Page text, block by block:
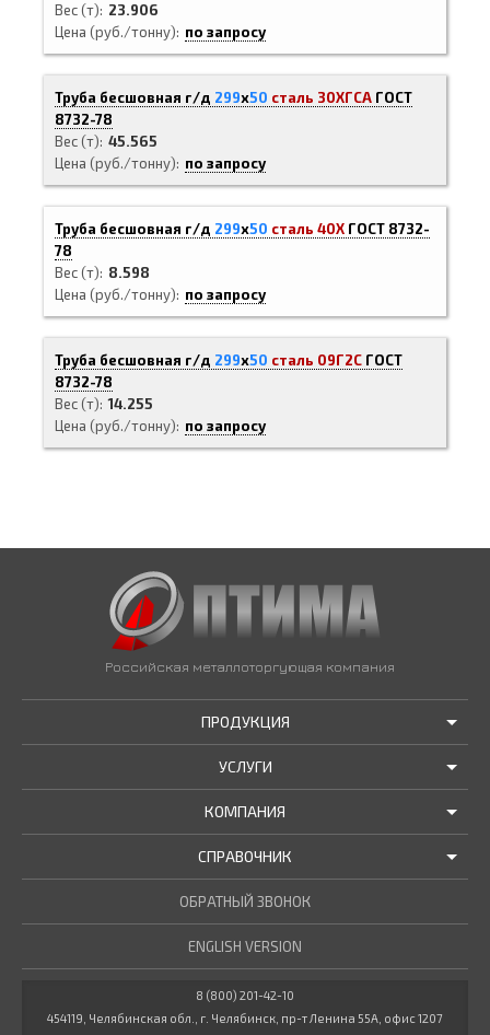
Вес (т)
23.906
Цена (руб./тонну)
по запросу
Труба бесшовная г/д 299х50 сталь 30ХГСА ГОСТ
8732-78
Вес (т) 45.565
Цена (руб./тонну)
по запросу
Труба бесшовная г/д 299х50 сталь 40Х ГОСТ 8732-
78
Вес (т)
8.598
Цена (руб./тонну)
по запросу
Труба бесшовная г/д 299х50 сталь 09Г2С ГОСТ
8732-78
Вес (т) 14.255
Цена (руб./тонну)
по запросу
Российская металлоторгующая компания
ПРОДУКЦИЯ
АКЦИИ И РАСПРОДАЖИ
ТРУБЫ В НАЛИЧИИ
МЕТАЛЛОПРОКАТ В НАЛИЧИИ
УСЛУГИ
ДОСТАВКА
РЕЗКА В РАЗМЕР
ПРОЧИЕ УСЛУГИ
КОМПАНИЯ
О НАС
НОВОСТИ КОМПАНИИ
СТАТЬИ
ДОКУМЕНТЫ
СПРАВОЧНИК
ГОСТЫ / ТУ
МАРОЧНИК СТАЛЕЙ
КУЛЬКУЛЯТОР МЕТАЛЛУРГА
ОБРАТНЫЙ ЗВОНОК
ENGLISH VERSION
8 (800) 201-42-10
454119, Челябинская обл., г. Челябинск, пр-т Ленина 55А, офис 1207